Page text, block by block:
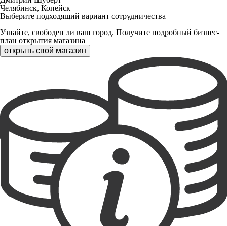
Челябинск, Копейск
Выберите подходящий вариант сотрудничества
Узнайте, свободен ли ваш город. Получите подробный бизнес-
план открытия магазина
открыть свой магазин